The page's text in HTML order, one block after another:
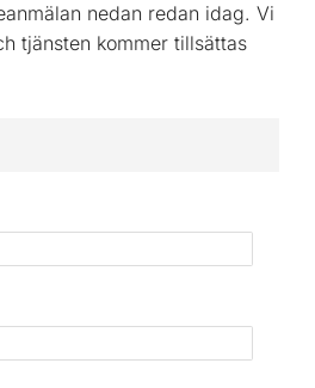
nedan redan idag. Vi
tjänsten kommer tillsättas